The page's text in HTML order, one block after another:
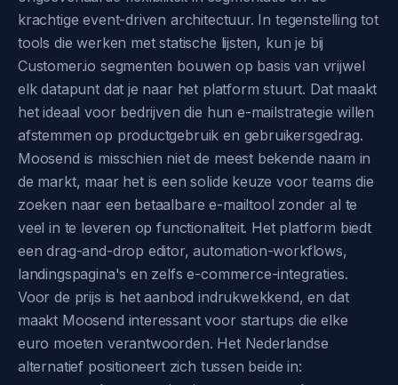
krachtige event-driven architectuur. In tegenstelling tot
tools die werken met statische lijsten, kun je bij
Customer.io segmenten bouwen op basis van vrijwel
elk datapunt dat je naar het platform stuurt. Dat maakt
het ideaal voor bedrijven die hun e-mailstrategie willen
afstemmen op productgebruik en gebruikersgedrag.
Moosend is misschien niet de meest bekende naam in
de markt, maar het is een solide keuze voor teams die
zoeken naar een betaalbare e-mailtool zonder al te
veel in te leveren op functionaliteit. Het platform biedt
een drag-and-drop editor, automation-workflows,
landingspagina's en zelfs e-commerce-integraties.
Voor de prijs is het aanbod indrukwekkend, en dat
maakt Moosend interessant voor startups die elke
euro moeten verantwoorden. Het Nederlandse
alternatief positioneert zich tussen beide in: